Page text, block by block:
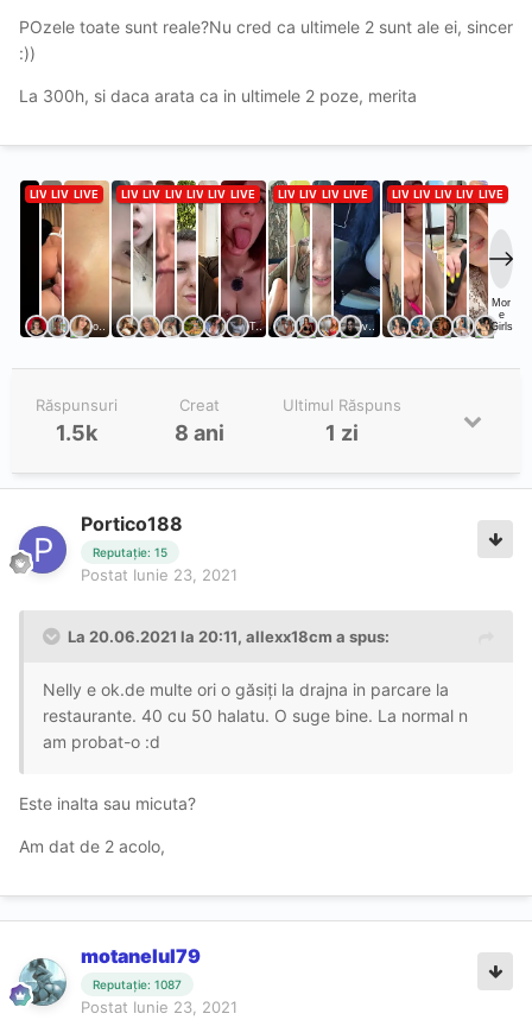
https://www.publi24.ro/anunturi/matrimoniale/escorte/anu
oras/dh214gid02hi740d1f1d1920464d9if2.html
Locatie: 10
Aspect: 9.5
ON: 9
NP: 10
POzele toate sunt reale?Nu cred ca ultimele 2 sunt ale ei, sincer
:))
La 300h, si daca arata ca in ultimele 2 poze, merita
Răspunsuri
1.5k
Creat
8 ani
Ultimul Răspuns
1 zi
Portico188
Reputație: 15
Postat Iunie 23, 2021
La 20.06.2021 la 20:11, allexx18cm a spus:
Nelly e ok.de multe ori o găsiți la drajna in parcare la
restaurante. 40 cu 50 halatu. O suge bine. La normal n
am probat-o :d
Este inalta sau micuta?
Am dat de 2 acolo,
motanelul79
Reputație: 1087
Postat Iunie 23, 2021